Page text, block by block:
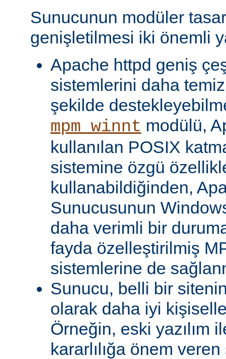
Sunucunun modüler
genişletilmesi iki önemli
Apache httpd geniş
sistemlerini daha
şekilde
mpm_winnt modülü,
kullanılan POSIX
sistemine özgü
kullanabildiğinden,
Sunucusunun
daha verimli bir
fayda özelleştirilmiş
sistemlerine de
Sunucu, belli bir
olarak daha iyi
Örneğin, eski yazılım
kararlılığa önem